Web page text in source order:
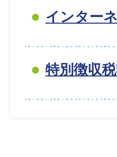
インター
特別徴収